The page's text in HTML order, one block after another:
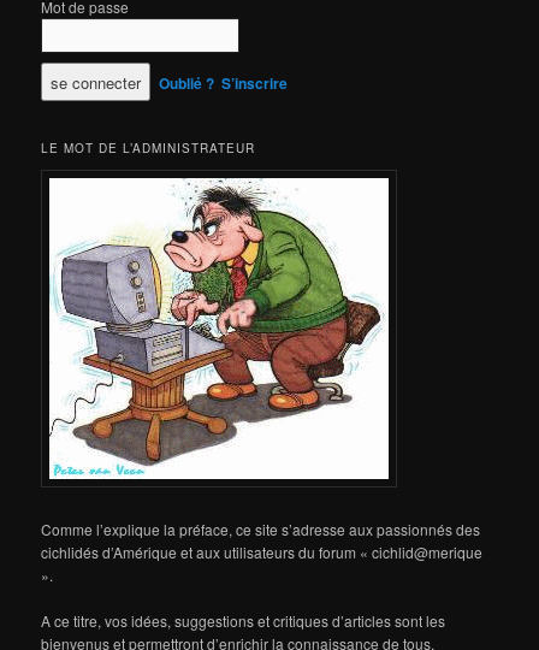
Mot de passe
Oublié ? S’inscrire
LE MOT DE L’ADMINISTRATEUR
Comme l’explique la préface, ce site s’adresse aux passionnés des
cichlidés d’Amérique et aux utilisateurs du forum « cichlid@merique
».
A ce titre, vos idées, suggestions et critiques d’articles sont les
bienvenus et permettront d’enrichir la connaissance de tous.